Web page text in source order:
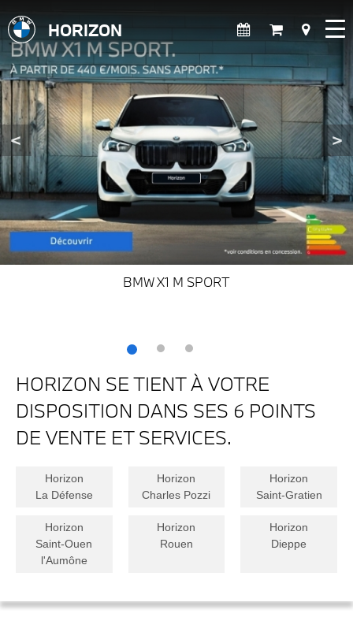
HORIZON
BMW X1 M SPORT
< >
HORIZON SE TIENT À VOTRE
DISPOSITION DANS SES 6 POINTS
DE VENTE ET SERVICES.
Horizon
La Défense
Horizon
Charles Pozzi
Horizon
Saint-Gratien
Horizon
Saint-Ouen
l'Aumône
Horizon
Rouen
Horizon
Dieppe